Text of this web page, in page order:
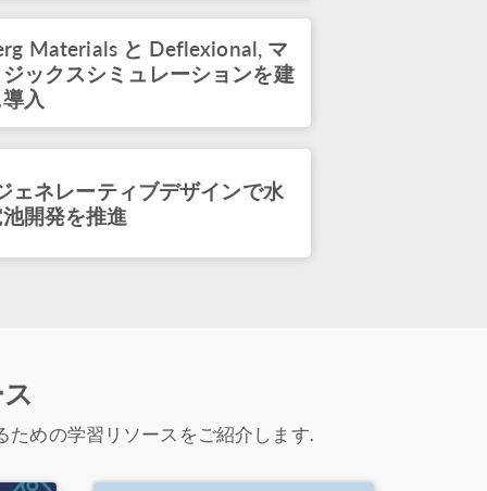
バーチャルモデリングで利用しやす
Summit Panel: The Multiphysics
the Root Cause of Electronics
Prize
Materials と Deflexional, マ
ックスシミュレーションを建
入
ェネレーティブデザインで水
開発を推進
めの学習リソースをご紹介します.